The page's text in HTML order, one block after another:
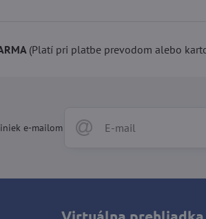
(Platí pri platbe prevodom alebo
e-mailom